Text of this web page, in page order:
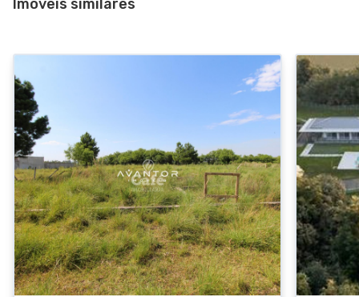
Imóveis similares